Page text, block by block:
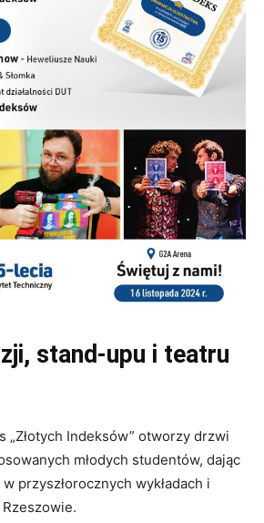
stand-upu i teatru
„Złotych Indeksów” otworzy drzwi
młodych studentów, dając
przyszłorocznych wykładach i